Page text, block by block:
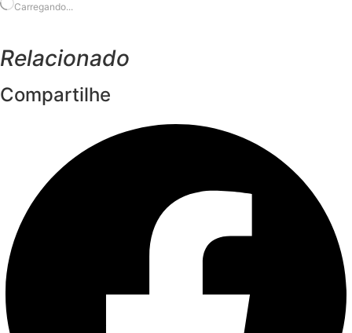
Carregando...
Relacionado
Compartilhe